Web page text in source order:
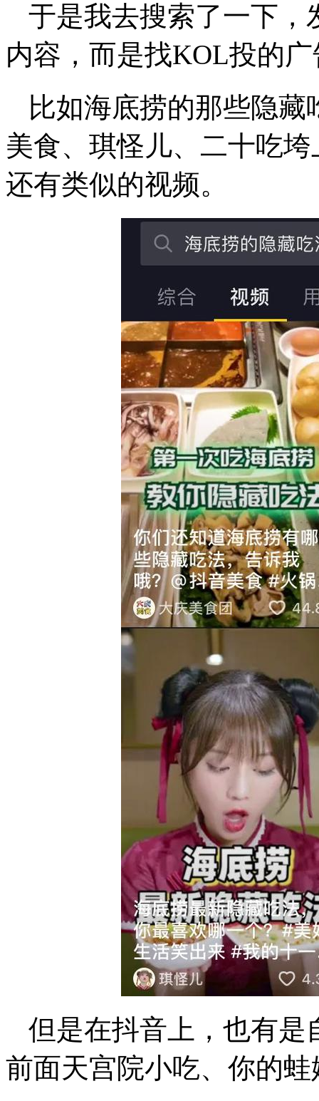
于是我去搜索了一下，
内容，而是找KOL投的
比如海底捞的那些隐
美食、琪怪儿、二十吃
还有类似的视频。
但是在抖音上，也有是
前面天宫院小吃、你的